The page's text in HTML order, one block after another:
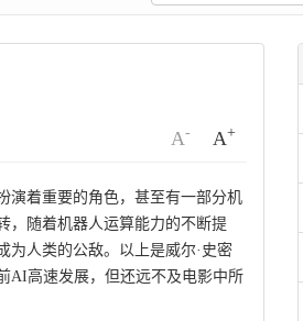
A- A+
演着重要的角色，甚至有一部分机
，随着机器人运算能力的不断提
为人类的公敌。以上是威尔·史密
AI高速发展，但还远不及电影中所